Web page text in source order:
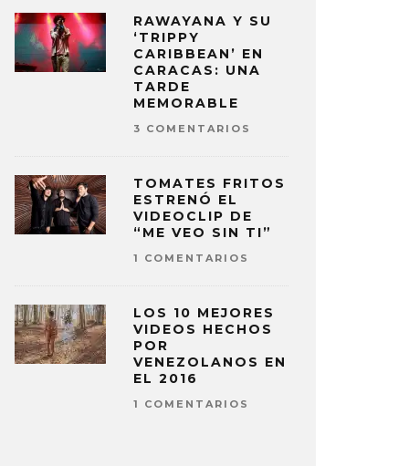
RAWAYANA Y SU
‘TRIPPY
CARIBBEAN’ EN
CARACAS: UNA
TARDE
MEMORABLE
3 COMENTARIOS
TOMATES FRITOS
ESTRENÓ EL
VIDEOCLIP DE
“ME VEO SIN TI”
1 COMENTARIOS
LOS 10 MEJORES
VIDEOS HECHOS
POR
VENEZOLANOS EN
EL 2016
1 COMENTARIOS